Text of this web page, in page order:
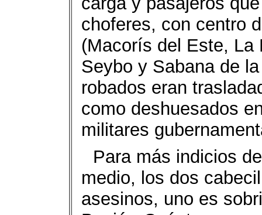
choferes, con centro
(Macorís del Este, La
Seybo y Sabana de
robados eran
como deshuesados
militares
Para más indicios
medio, los dos
asesinos, uno es